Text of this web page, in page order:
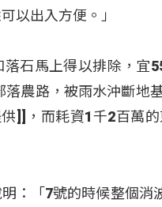
以出入方便。」
石馬上得以排除，宜
農路，被雨水沖斷地
]]，而耗資1千2百萬
：「7號的時候整個